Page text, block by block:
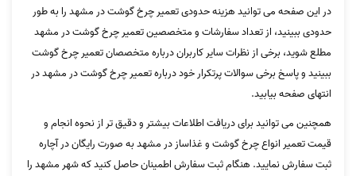
در این صفحه می توانید هزینه حدودی تعمیر چرخ گوشت در مشهد را به طور
حدودی ببینید، از تعداد سفارشات و متخصصین تعمیر چرخ گوشت در مشهد
مطلع شوید، برخی از نظرات سایر کاربران درباره متخصصان تعمیر چرخ گوشت
ببینید و پاسخ برخی سوالات پرتکرار خود درباره تعمیر چرخ گوشت در مشهد در
انتهای صفحه بیابید.
همچنین می توانید برای دریافت اطلاعات بیشتر و دقیق تر از نحوه انجام و
قیمت تعمیر انواع چرخ گوشت و غذاساز در مشهد به صورت رایگان در آچاره
ثبت سفارش نمایید. هنگام ثبت سفارش اطمینان حاصل کنید که شهر مشهد را